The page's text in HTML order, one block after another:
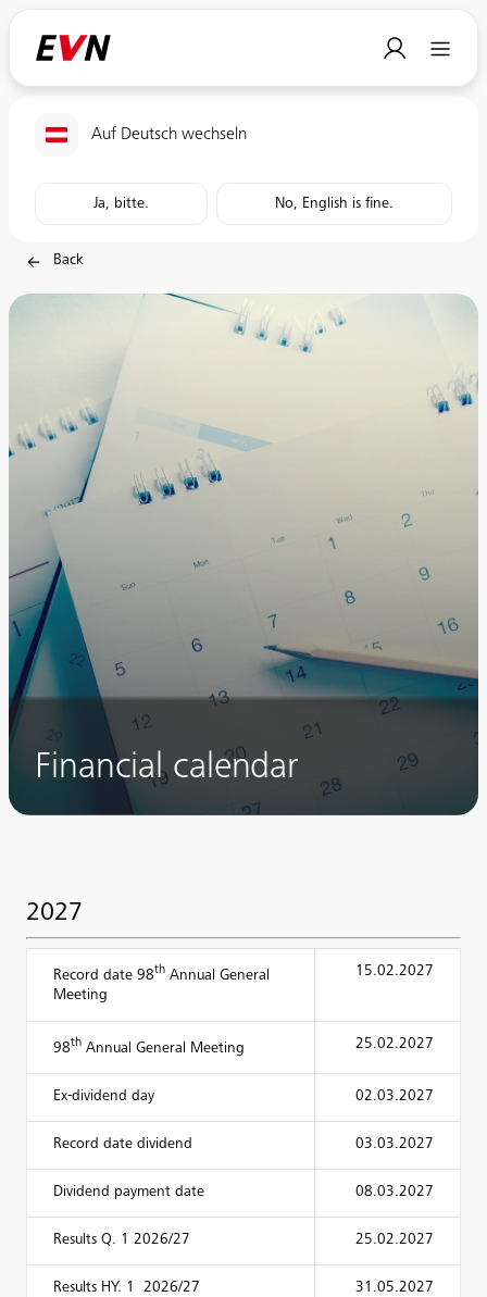
Auf Deutsch wechseln
Ja, bitte. No, English is fine.
Back
Financial calendar
2027
Record date 98th Annual General
Meeting
15.02.2027
98th Annual General Meeting 25.02.2027
Ex-dividend day 02.03.2027
Record date dividend 03.03.2027
Dividend payment date 08.03.2027
Results Q. 1 2026/27 25.02.2027
Results HY. 1 2026/27 31.05.2027